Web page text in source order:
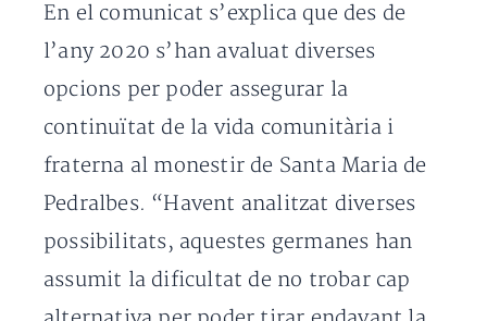
En el comunicat s’explica que des de
l’any 2020 s’han avaluat diverses
opcions per poder assegurar la
continuïtat de la vida comunitària i
fraterna al monestir de Santa Maria de
Pedralbes. “Havent analitzat diverses
possibilitats, aquestes germanes han
assumit la dificultat de no trobar cap